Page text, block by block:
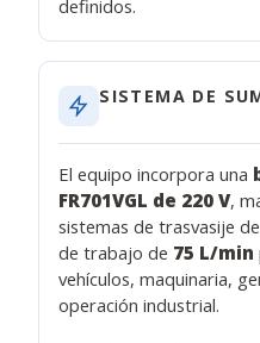
definidos.
SISTEMA DE
El equipo incorpora una
FR701VGL de 220 V,
sistemas de trasvasije
de trabajo de 75 L/min
vehículos, maquinaria,
operación industrial.